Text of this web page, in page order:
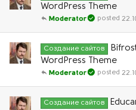
WordPress Theme
Moderator
Создание сайтов
WordPress Theme
Moderator
Создание сайтов